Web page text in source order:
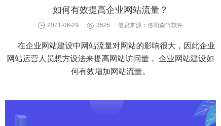
如何有效提高企业网站流量？
2021-06-29 3525 信息来源：洛阳森竹软件
在企业网站建设中网站流量对网站的影响很大，因此企业
网站运营人员想方设法来提高网站访问量， 企业网站建设如
何有效增加网站流量。